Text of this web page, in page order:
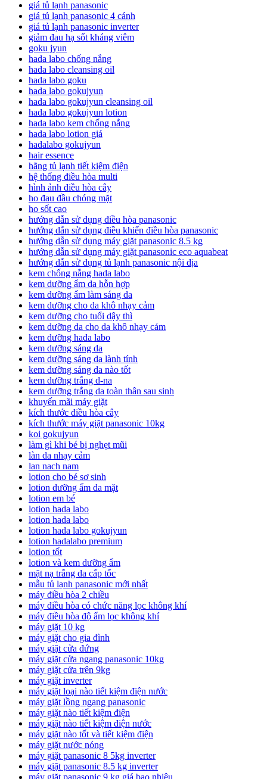
giá tủ lạnh panasonic
giá tủ lạnh panasonic 4 cánh
giá tủ lạnh panasonic inverter
giảm đau hạ sốt kháng viêm
goku jyun
hada labo chống nắng
hada labo cleansing oil
hada labo goku
hada labo gokujyun
hada labo gokujyun cleansing oil
hada labo gokujyun lotion
hada labo kem chống nắng
hada labo lotion giá
hadalabo gokujyun
hair essence
hãng tủ lạnh tiết kiệm điện
hệ thống điều hòa multi
hình ảnh điều hòa cây
ho đau đầu chóng mặt
ho sốt cao
hướng dẫn sử dụng điều hòa panasonic
hướng dẫn sử dụng điều khiển điều hòa panasonic
hướng dẫn sử dụng máy giặt panasonic 8.5 kg
hướng dẫn sử dụng máy giặt panasonic eco aquabeat
hướng dẫn sử dụng tủ lạnh panasonic nội địa
kem chống nắng hada labo
kem dưỡng ẩm da hỗn hợp
kem dưỡng ẩm làm sáng da
kem dưỡng cho da khô nhạy cảm
kem dưỡng cho tuổi dậy thì
kem dưỡng da cho da khô nhạy cảm
kem dưỡng hada labo
kem dưỡng sáng da
kem dưỡng sáng da lành tính
kem dưỡng sáng da nào tốt
kem dưỡng trắng d-na
kem dưỡng trắng da toàn thân sau sinh
khuyến mãi máy giặt
kích thước điều hòa cây
kích thước máy giặt panasonic 10kg
koi gokujyun
làm gì khi bé bị nghẹt mũi
làn da nhạy cảm
lan nach nam
lotion cho bé sơ sinh
lotion dưỡng ẩm da mặt
lotion em bé
lotion hada labo
lotion hada labo
lotion hada labo gokujyun
lotion hadalabo premium
lotion tốt
lotion và kem dưỡng ẩm
mặt nạ trắng da cấp tốc
mẫu tủ lạnh panasonic mới nhất
máy điều hòa 2 chiều
máy điều hòa có chức năng lọc không khí
máy điều hòa độ ẩm lọc không khí
máy giặt 10 kg
máy giặt cho gia đình
máy giặt cửa đứng
máy giặt cửa ngang panasonic 10kg
máy giặt cửa trên 9kg
máy giặt inverter
máy giặt loại nào tiết kiệm điện nước
máy giặt lồng ngang panasonic
máy giặt nào tiết kiệm điện
máy giặt nào tiết kiệm điện nước
máy giặt nào tốt và tiết kiệm điện
máy giặt nước nóng
máy giặt panasonic 8 5kg inverter
máy giặt panasonic 8.5 kg inverter